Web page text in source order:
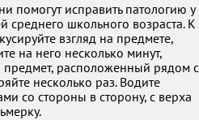
помогут исправить патологию у
школьного возраста. К
взгляд на предмете,
на него несколько минут,
предмет, расположенный рядом с
несколько раз. Водите
со стороны в сторону, с верха